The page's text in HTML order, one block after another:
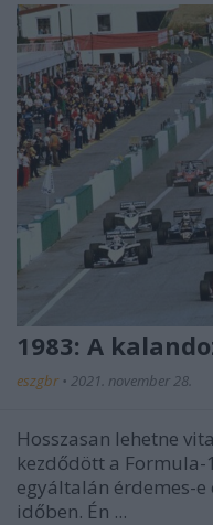
1983: A
eszgbr • 2021. november 28.
Hosszasan lehetne
kezdődött a Formula-
egyáltalán érdemes-
időben. Én ...